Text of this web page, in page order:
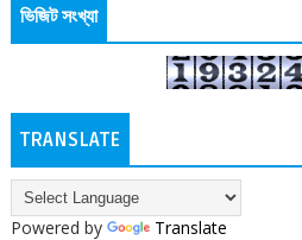
ভিজিট সংখ্যা
TRANSLATE
Powered by Translate